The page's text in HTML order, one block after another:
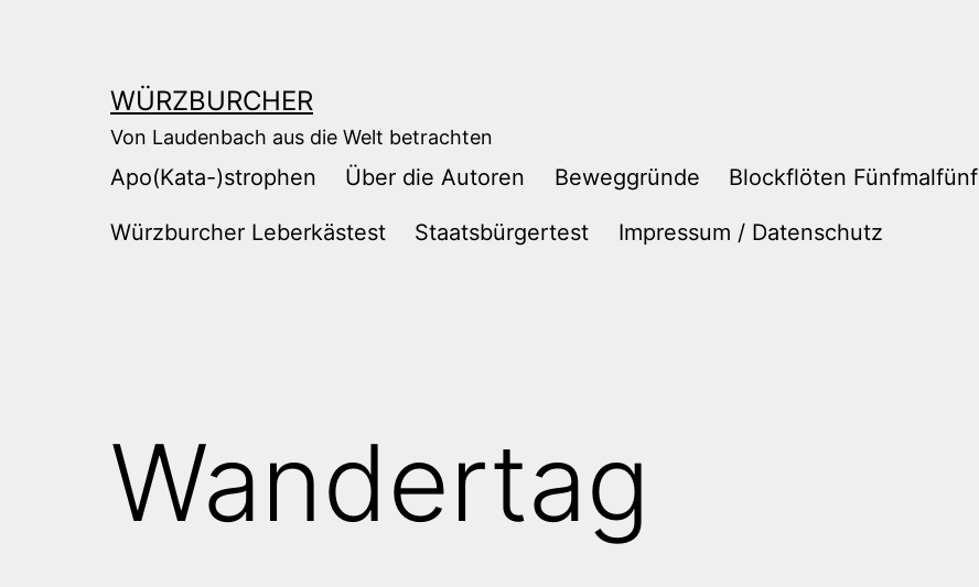
WÜRZBURCHER
Von Laudenbach aus die Welt betrachten
Apo(Kata-)strophen Über die Autoren Beweggründe Blockflöten Fünfmalfünf
Würzburcher Leberkästest Staatsbürgertest Impressum / Datenschutz
Wandertag